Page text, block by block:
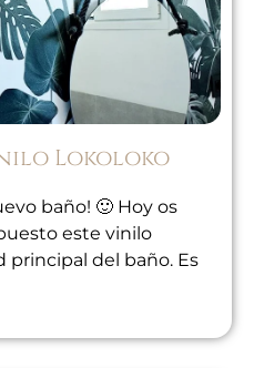
Lokoloko
baño! 🙂 Hoy os
este vinilo
principal del baño. Es